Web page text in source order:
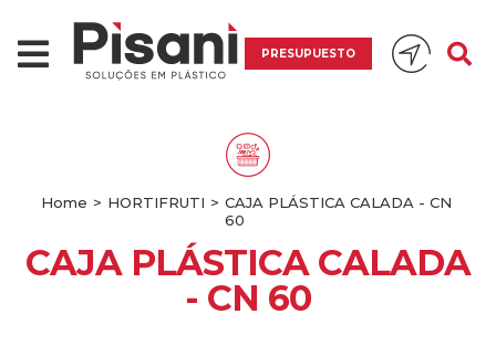
PRESUPUESTO
Home > HORTIFRUTI > CAJA PLÁSTICA CALADA - CN
60
CAJA PLÁSTICA CALADA
- CN 60